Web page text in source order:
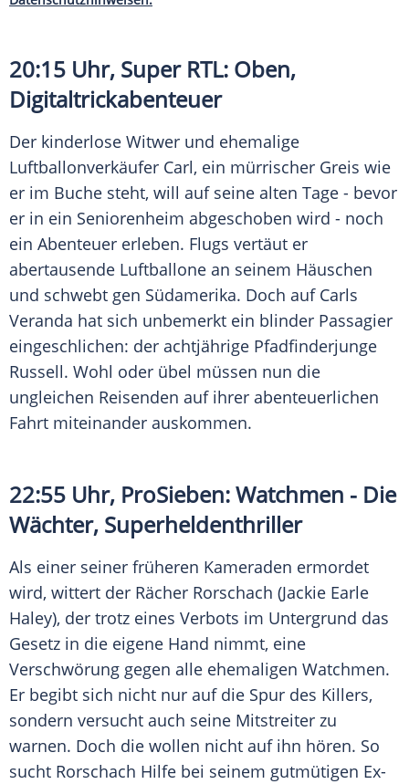
20:15 Uhr, Super RTL: Oben,
Digitaltrickabenteuer
Der kinderlose Witwer und ehemalige
Luftballonverkäufer Carl, ein mürrischer Greis wie
er im Buche steht, will auf seine alten Tage - bevor
er in ein Seniorenheim abgeschoben wird - noch
ein Abenteuer erleben. Flugs vertäut er
abertausende Luftballone an seinem Häuschen
und schwebt gen Südamerika. Doch auf Carls
Veranda hat sich unbemerkt ein blinder Passagier
eingeschlichen: der achtjährige Pfadfinderjunge
Russell. Wohl oder übel müssen nun die
ungleichen Reisenden auf ihrer abenteuerlichen
Fahrt miteinander auskommen.
22:55 Uhr, ProSieben: Watchmen - Die
Wächter, Superheldenthriller
Als einer seiner früheren Kameraden ermordet
wird, wittert der Rächer Rorschach (Jackie Earle
Haley), der trotz eines Verbots im Untergrund das
Gesetz in die eigene Hand nimmt, eine
Verschwörung gegen alle ehemaligen Watchmen.
Er begibt sich nicht nur auf die Spur des Killers,
sondern versucht auch seine Mitstreiter zu
warnen. Doch die wollen nicht auf ihn hören. So
sucht Rorschach Hilfe bei seinem gutmütigen Ex-